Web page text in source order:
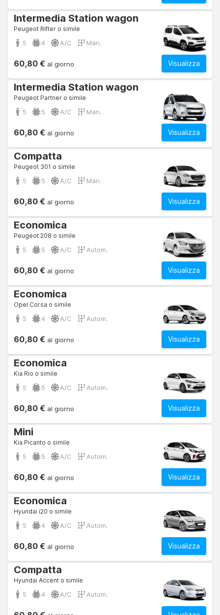
Intermedia Station wagon
Peugeot Rifter o simile
5 4 A/C Man.
Visualizza
60,80 € al giorno
Intermedia Station wagon
Peugeot Partner o simile
5 5 A/C Man.
Visualizza
60,80 € al giorno
Compatta
Peugeot 301 o simile
5 5 A/C Man.
Visualizza
60,80 € al giorno
Economica
Peugeot 208 o simile
5 5 A/C Autom.
Visualizza
60,80 € al giorno
Economica
Opel Corsa o simile
5 4 A/C Autom.
Visualizza
60,80 € al giorno
Economica
Kia Rio o simile
5 5 A/C Autom.
Visualizza
60,80 € al giorno
Mini
Kia Picanto o simile
5 5 A/C Autom.
Visualizza
60,80 € al giorno
Economica
Hyundai i20 o simile
5 4 A/C Autom.
Visualizza
60,80 € al giorno
Compatta
Hyundai Accent o simile
5 4 A/C Autom.